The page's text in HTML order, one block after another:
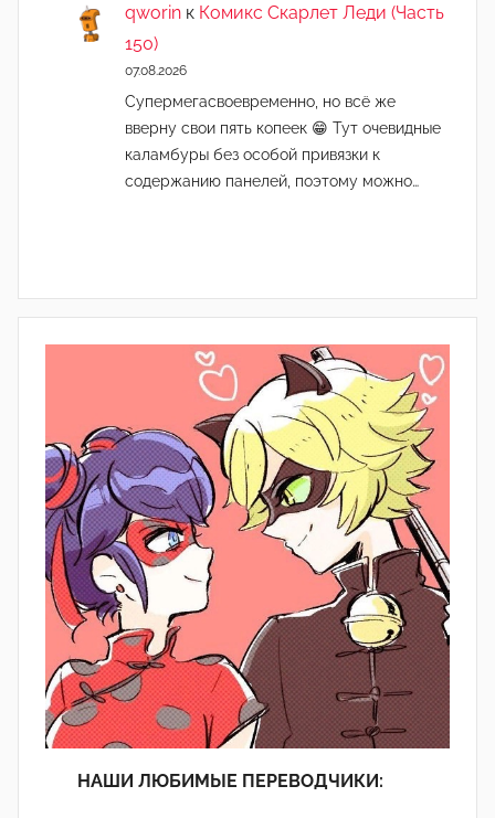
qworin к Комикс Скарлет Леди (Часть
150)
07.08.2026
Супермегасвоевременно, но всё же
вверну свои пять копеек 😁 Тут очевидные
каламбуры без особой привязки к
содержанию панелей, поэтому можно…
НАШИ ЛЮБИМЫЕ ПЕРЕВОДЧИКИ: